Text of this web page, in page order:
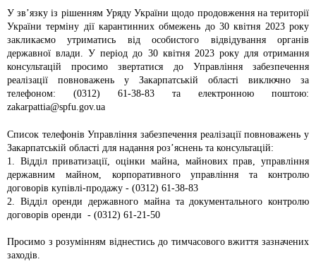
У зв’язку із рішенням Уряду України щодо продовження на території
України терміну дії карантинних обмежень до 30 квітня 2023 року
закликаємо утриматись від особистого відвідування органів
державної влади. У період до 30 квітня 2023 року для отримання
консультацій просимо звертатися до Управління забезпечення
реалізації повноважень у Закарпатській області виключно за
телефоном: (0312) 61-38-83 та електронною поштою:
zakarpattia@spfu.gov.ua
Список телефонів Управління забезпечення реалізації повноважень у
Закарпатській області для надання роз’яснень та консультацій:
1. Відділ приватизації, оцінки майна, майнових прав, управління
державним майном, корпоративного управління та контролю
договорів купівлі-продажу - (0312) 61-38-83
2. Відділ оренди державного майна та документального контролю
договорів оренди - (0312) 61-21-50
Просимо з розумінням віднестись до тимчасового вжиття зазначених
заходів.